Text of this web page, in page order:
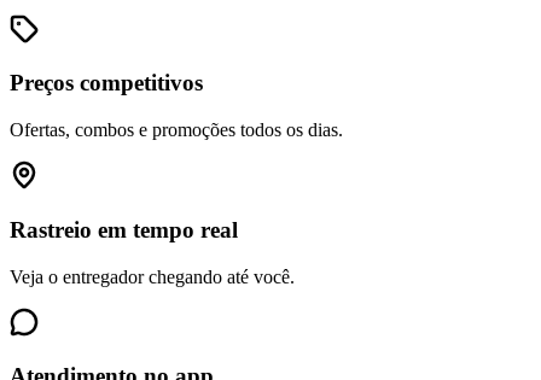
Preços competitivos
Ofertas, combos e promoções todos os dias.
Rastreio em tempo real
Veja o entregador chegando até você.